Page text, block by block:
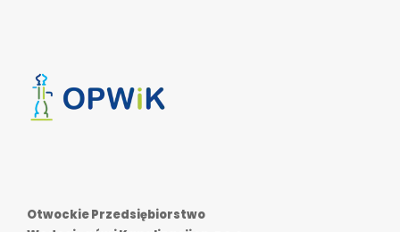
Otwockie Przedsiębiorstwo